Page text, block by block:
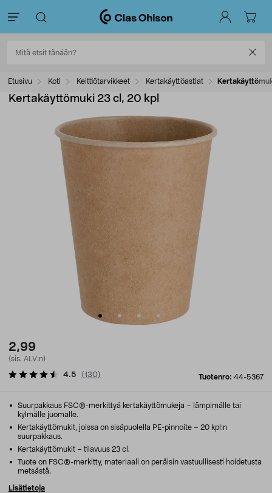
Etusivu Koti Keittiötarvikkeet Kertakäyttöastiat
Kertakäyttömuki 23 cl, 20 kpl
2,99
(sis. ALV:n)
Tuotenro: 44-5367
4.5 (130)
Suurpakkaus FSC®-merkittyä kertakäyttömukeja – lämpimälle tai
kylmälle juomalle.
Kertakäyttömukit, joissa on sisäpuolella PE-pinnoite – 20 kpl:n
suurpakkaus.
Kertakäyttömukit – tilavuus 23 cl.
Tuote on FSC®-merkitty, materiaali on peräisin vastuullisesti hoidetusta
metsästä.
Lisätietoja